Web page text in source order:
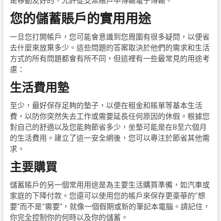
您的儲蓄賬戶的實用用途
一旦您打開帳戶，您可能會意識到您周圍有很多疑問，以便省
去什麼來放棄多少。這些問題的答案取決於他們的需求和生活
方式的所有問題都會有所不同，但這裡有一些最常見的用途考
慮：
生活費用墊
至少，最好保存足夠的墊子，以便在租金和賬單等基本生活
費，以防你突然失去工作或需要延長任何原因的休假。根據您
對自己的舒適以及您能夠節省多少，坐墊可能是在8至六個月
的生活費用。建立了這一安全網後，您可以專注於節省其他需
求。
主要購買
儲蓄賬戶的另一個常用用途是為主要生活購買準備，如汽車或
家庭的下降付款。您還可以使用您的帳戶來保存更豪華的“想
要”而不是“需要”，就像一個假期或新的筆記本電腦。請記住，
你完全控制你的何時以及你的儲蓄。